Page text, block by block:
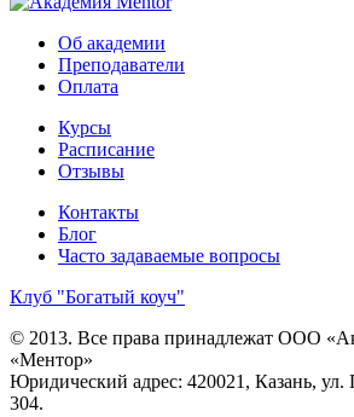
Об академии
Преподаватели
Оплата
Курсы
Расписание
Отзывы
Контакты
Блог
Часто задаваемые вопросы
Клуб "Богатый коуч"
© 2013. Все права принадлежат ООО
«Ментор»
Юридический адрес: 420021, Казань, ул.
304.